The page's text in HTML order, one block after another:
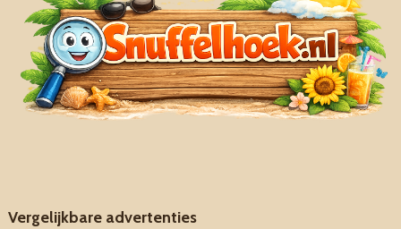
Vergelijkbare advertenties